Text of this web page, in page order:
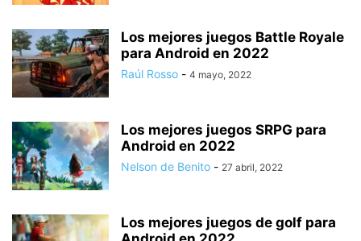
Los mejores juegos Battle Royale
para Android en 2022
Raúl Rosso - 4 mayo, 2022
Los mejores juegos SRPG para
Android en 2022
Nelson de Benito - 27 abril, 2022
Los mejores juegos de golf para